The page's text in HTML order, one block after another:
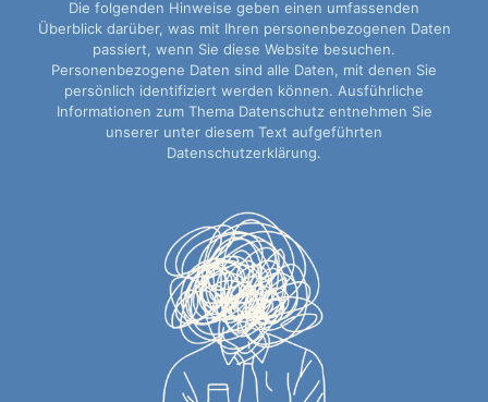
Die folgenden Hinweise geben einen umfassenden
Überblick darüber, was mit Ihren personenbezogenen Daten
passiert, wenn Sie diese Website besuchen.
Personenbezogene Daten sind alle Daten, mit denen Sie
persönlich identifiziert werden können. Ausführliche
Informationen zum Thema Datenschutz entnehmen Sie
unserer unter diesem Text aufgeführten
Datenschutzerklärung.